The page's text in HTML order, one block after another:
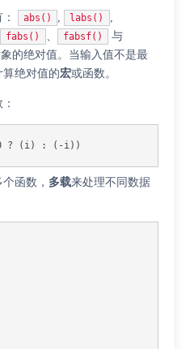
abs() labs()
fabs() fabsf() 与
的绝对值。当输入值不是最
绝对值的宏或函数。
? (i) : (-i))
函数， 多载来处理不同数据